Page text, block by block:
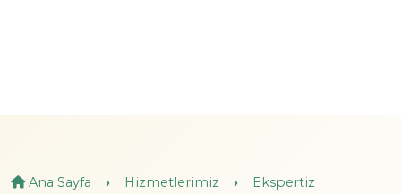
Ana Sayfa Hizmetlerimiz
Ekspertiz